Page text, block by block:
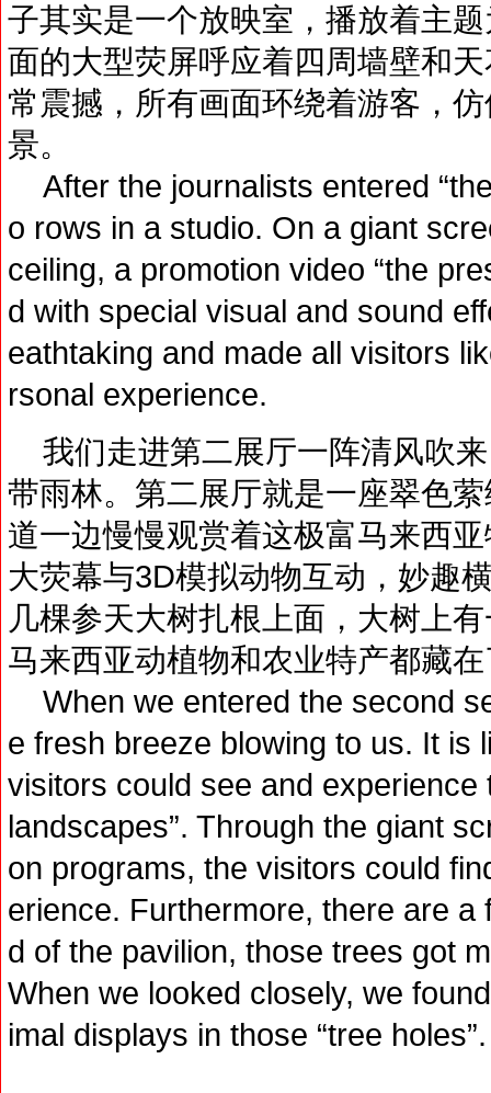
子其实是一个放映室，播放着主
面的大型荧屏呼应着四周墙壁和
常震撼，所有画面环绕着游客，
景。
After the journalists entered
o rows in a studio. On a giant
ceiling, a promotion video “the
d with special visual and sound
eathtaking and made all visitors
rsonal experience.
我们走进第二展厅一阵清风吹
带雨林。第二展厅就是一座翠色
道一边慢慢观赏着这极富马来西
大荧幕与3D模拟动物互动，妙趣
几棵参天大树扎根上面，大树上
马来西亚动植物和农业特产都藏
When we entered the second
e fresh breeze blowing to us. It is
visitors could see and experience
landscapes”. Through the giant
on programs, the visitors could
erience. Furthermore, there are
d of the pavilion, those trees got
When we looked closely, we
imal displays in those “tree